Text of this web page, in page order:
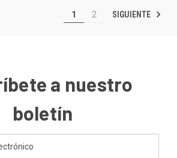
1 2 SIGUIENTE
a nuestro
boletín